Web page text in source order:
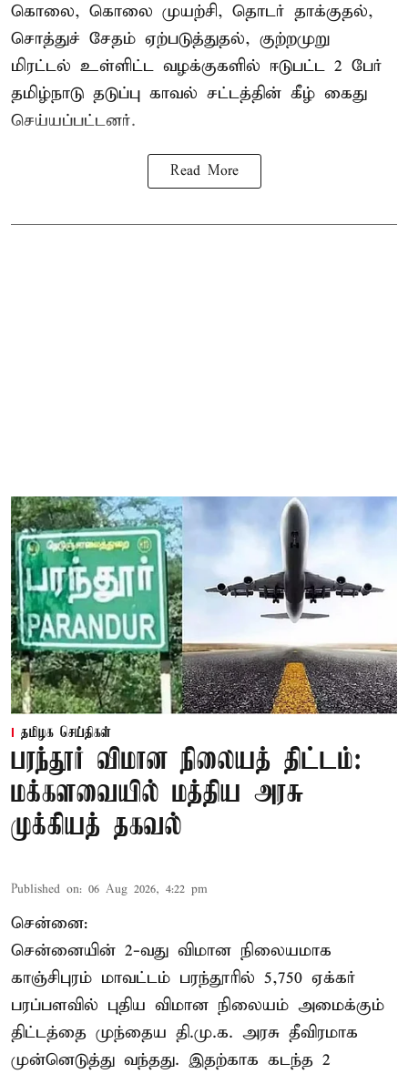
கொலை, கொலை முயற்சி, தொடர் தாக்குதல்,
சொத்துச் சேதம் ஏற்படுத்துதல், குற்றமுறு
மிரட்டல் உள்ளிட்ட வழக்குகளில் ஈடுபட்ட 2 பேர்
தமிழ்நாடு தடுப்பு காவல் சட்டத்தின் கீழ் கைது
செய்யப்பட்டனர்.
Read More
தமிழக செய்திகள்
பரந்தூர் விமான நிலையத் திட்டம்:
மக்களவையில் மத்திய அரசு
முக்கியத் தகவல்
Published on: 06 Aug 2026, 4:22 pm
சென்னை:
சென்னையின் 2-வது விமான நிலையமாக
காஞ்சிபுரம் மாவட்டம் பரந்தூரில் 5,750 ஏக்கர்
பரப்பளவில் புதிய விமான நிலையம் அமைக்கும்
திட்டத்தை முந்தைய தி.மு.க. அரசு தீவிரமாக
முன்னெடுத்து வந்தது. இதற்காக கடந்த 2